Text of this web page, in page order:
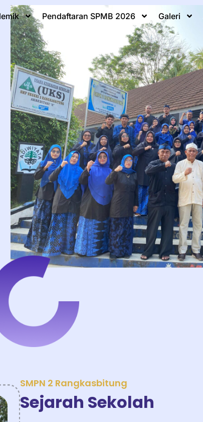
Pendaftaran SPMB 2026 Galeri
SMPN 2 Rangkasbitung
Sejarah Sekolah